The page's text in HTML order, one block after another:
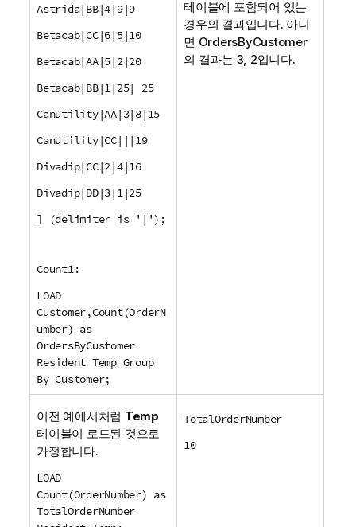
Astrida|BB|4|9|9
Betacab|CC|6|5|10
Betacab|AA|5|2|20
Betacab|BB|1|25| 25
Canutility|AA|3|8|15
Canutility|CC|||19
Divadip|CC|2|4|16
Divadip|DD|3|1|25
] (delimiter is '|');
Count1:
LOAD
Customer,Count(OrderN
umber) as
OrdersByCustomer
Resident Temp Group
By Customer;
테이블에 포함되어 있는
경우의 결과입니다. 아니
면 OrdersByCustomer
의 결과는 3, 2입니다.
이전 예에서처럼 Temp
테이블이 로드된 것으로
가정합니다.
LOAD
Count(OrderNumber) as
TotalOrderNumber
TotalOrderNumber
10